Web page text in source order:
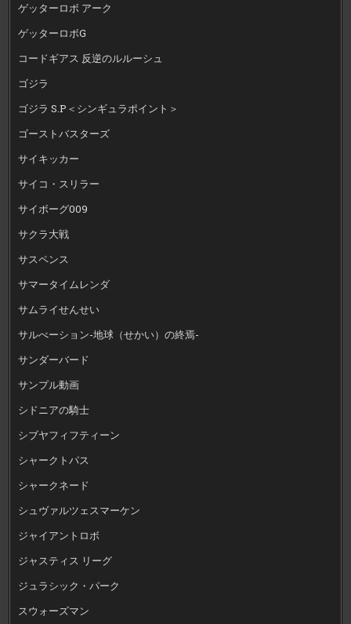
ゲッターロボ アーク
ゲッターロボG
コードギアス 反逆のルルーシュ
ゴジラ
ゴジラ S.P＜シンギュラポイント＞
ゴーストバスターズ
サイキッカー
サイコ・スリラー
サイボーグ009
サクラ大戦
サスペンス
サマータイムレンダ
サムライせんせい
サルべーション-地球（せかい）の終焉-
サンダーバード
サンプル動画
シドニアの騎士
シブヤフィフティーン
シャークトパス
シャークネード
シュヴァルツェスマーケン
ジャイアントロボ
ジャスティス リーグ
ジュラシック・パーク
スウォーズマン